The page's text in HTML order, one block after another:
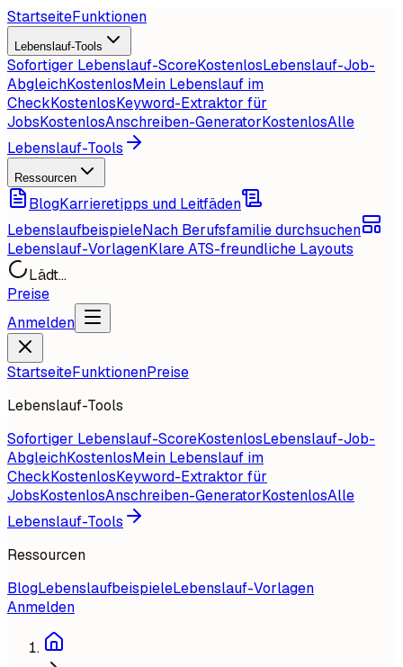
StartseiteFunktionen
Lebenslauf-Tools
Sofortiger Lebenslauf-ScoreKostenlosLebenslauf-Job-
AbgleichKostenlosMein Lebenslauf im
CheckKostenlosKeyword-Extraktor für
JobsKostenlosAnschreiben-GeneratorKostenlosAlle
Lebenslauf-Tools
Ressourcen
BlogKarrieretipps und Leitfäden
LebenslaufbeispieleNach Berufsfamilie durchsuchen
Lebenslauf-VorlagenKlare ATS-freundliche Layouts
Lädt...
Preise
Anmelden
StartseiteFunktionenPreise
Lebenslauf-Tools
Sofortiger Lebenslauf-ScoreKostenlosLebenslauf-Job-
AbgleichKostenlosMein Lebenslauf im
CheckKostenlosKeyword-Extraktor für
JobsKostenlosAnschreiben-GeneratorKostenlosAlle
Lebenslauf-Tools
Ressourcen
BlogLebenslaufbeispieleLebenslauf-Vorlagen
Anmelden